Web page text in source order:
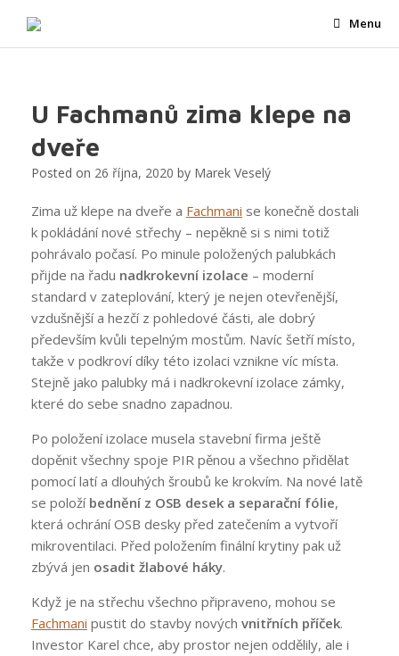
Menu
U Fachmanů zima klepe na
dveře
Posted on 26 října, 2020 by Marek Veselý
Zima už klepe na dveře a Fachmani se konečně dostali
k pokládání nové střechy – nepěkně si s nimi totiž
pohrávalo počasí. Po minule položených palubkách
přijde na řadu nadkrokevní izolace – moderní
standard v zateplování, který je nejen otevřenější,
vzdušnější a hezčí z pohledové části, ale dobrý
především kvůli tepelným mostům. Navíc šetří místo,
takže v podkroví díky této izolaci vznikne víc místa.
Stejně jako palubky má i nadkrokevní izolace zámky,
které do sebe snadno zapadnou.
Po položení izolace musela stavební firma ještě
dopěnit všechny spoje PIR pěnou a všechno přidělat
pomocí latí a dlouhých šroubů ke krokvím. Na nové latě
se položí bednění z OSB desek a separační fólie,
která ochrání OSB desky před zatečením a vytvoří
mikroventilaci. Před položením finální krytiny pak už
zbývá jen osadit žlabové háky.
Když je na střechu všechno připraveno, mohou se
Fachmani pustit do stavby nových vnitřních příček.
Investor Karel chce, aby prostor nejen oddělily, ale i